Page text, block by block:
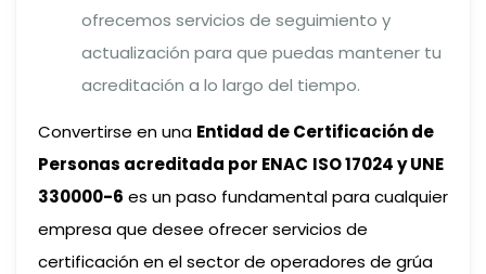
ofrecemos servicios de seguimiento y
actualización para que puedas mantener tu
acreditación a lo largo del tiempo.
Convertirse en una Entidad de Certificación de
Personas acreditada por ENAC ISO 17024 y UNE
330000-6 es un paso fundamental para cualquier
empresa que desee ofrecer servicios de
certificación en el sector de operadores de grúa